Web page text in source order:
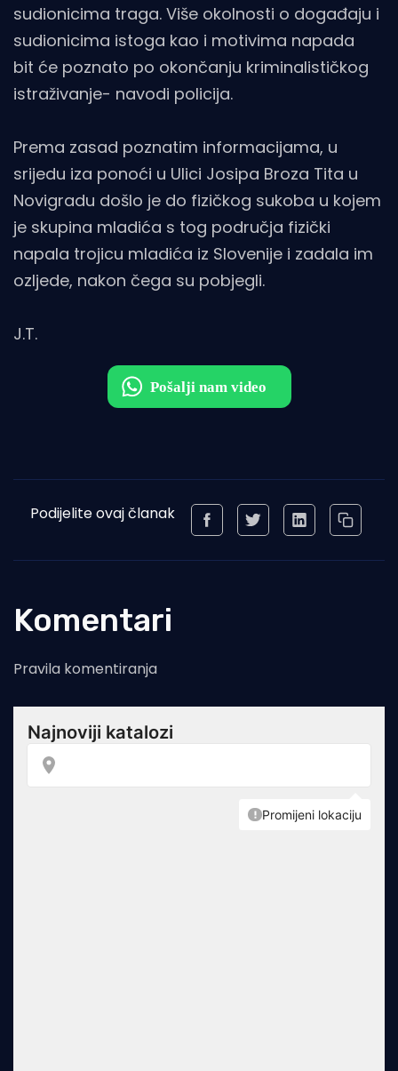
sudionicima traga. Više okolnosti o događaju i
sudionicima istoga kao i motivima napada
bit će poznato po okončanju kriminalističkog
istraživanje- navodi policija.
Prema zasad poznatim informacijama, u
srijedu iza ponoći u Ulici Josipa Broza Tita u
Novigradu došlo je do fizičkog sukoba u kojem
je skupina mladića s tog područja fizički
napala trojicu mladića iz Slovenije i zadala im
ozljede, nakon čega su pobjegli.
J.T.
Podijelite ovaj članak
Komentari
Pravila komentiranja